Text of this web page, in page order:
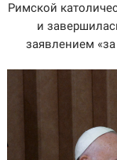
Римской
и
заявлением